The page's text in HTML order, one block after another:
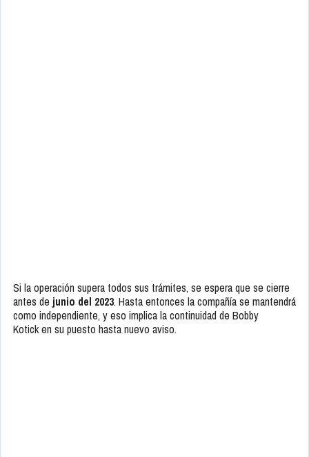
Si la operación supera todos sus trámites, se espera que se cierre
antes de junio del 2023. Hasta entonces la compañía se mantendrá
como independiente, y eso implica la continuidad de Bobby
Kotick en su puesto hasta nuevo aviso.